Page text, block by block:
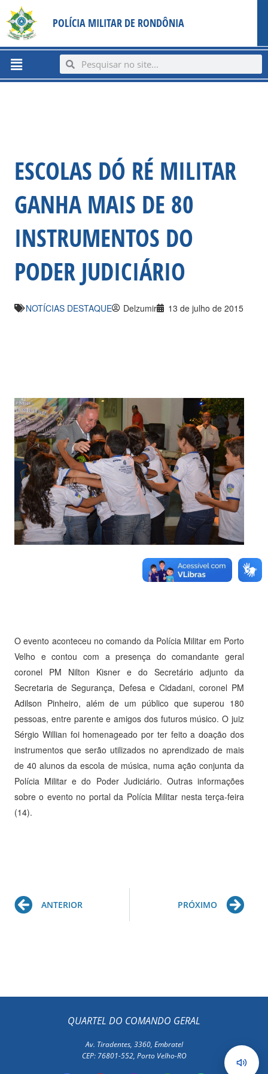
content
para
conteúdo
POLÍCIA MILITAR DE RONDÔNIA
Menu SearchSearch
ESCOLAS DÓ RÉ MILITAR
GANHA MAIS DE 80
INSTRUMENTOS DO
PODER JUDICIÁRIO
NOTÍCIAS DESTAQUE Delzumir 13 de julho de 2015
O evento aconteceu no comando da Polícia Militar em Porto
Velho e contou com a presença do comandante geral
coronel PM Nilton Kisner e do Secretário adjunto da
Secretaria de Segurança, Defesa e Cidadani, coronel PM
Adilson Pinheiro, além de um público que superou 180
pessoas, entre parente e amigos dos futuros músico. O juiz
Sérgio Willian foi homenageado por ter feito a doação dos
instrumentos que serão utilizados no aprendizado de mais
de 40 alunos da escola de música, numa ação conjunta da
Polícia Militar e do Poder Judiciário. Outras informações
sobre o evento no portal da Polícia Militar nesta terça-feira
(14).
Prev
ANTERIOR PRÓXIMO
QUARTEL DO COMANDO GERAL
Av. Tiradentes, 3360, Embratel
CEP: 76801-552, Porto Velho-RO